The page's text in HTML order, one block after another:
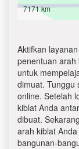
7171 km
Aktifkan
penentuan arah
untuk
dimuat. Tunggu
online. Setelah
kiblat Anda
dibuat.
arah kiblat
bangunan-